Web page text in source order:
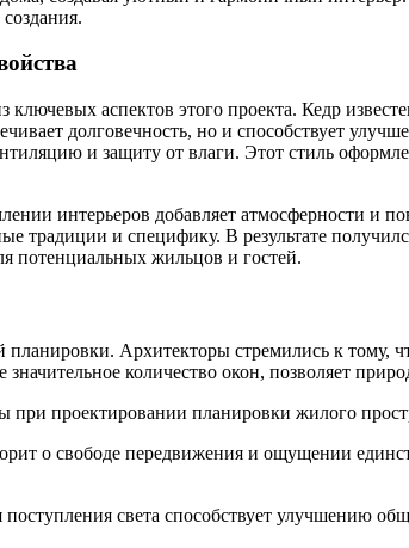
аспектов этого проекта. Кедр
долговечность, но и способствует
и защиту от влаги. Этот стиль
интерьеров добавляет атмосферности и
традиции и специфику. В результате
потенциальных жильцов и гостей.
Архитекторы стремились к тому,
количество окон, позволяет
проектировании планировки жилого
о свободе передвижения и ощущении
света способствует улучшению